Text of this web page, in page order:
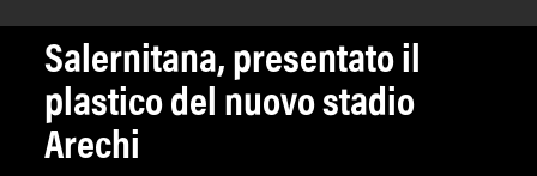
Salernitana, presentato il
plastico del nuovo stadio
Arechi